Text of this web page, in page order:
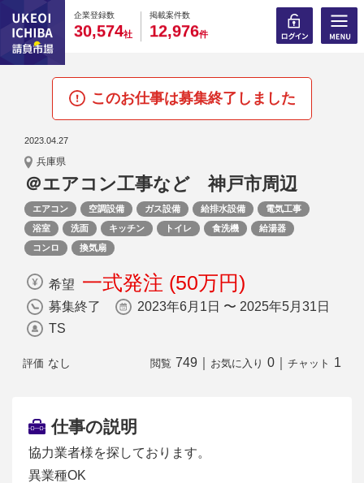
企業登録数
0
3
0
0,
0
5
0
74社
掲載案件数
0
1
0
2,
0
9
0
76件
このお仕事は募集終了しました
2023.04.27
兵庫県
＠エアコン工事など 神戸市周辺
エアコン 空調設備 ガス設備 給排水設備
電気工事
浴室
洗面 キッチン トイレ 食洗機
給湯器
コンロ
換気扇
希望 一式発注 (50万円)
募集終了
2023年6月1日 〜 2025年5月31日
TS
評価 なし 閲覧 749 お気に入り 0 チャット 1
仕事の説明
協力業者様を探しております。
異業種OK